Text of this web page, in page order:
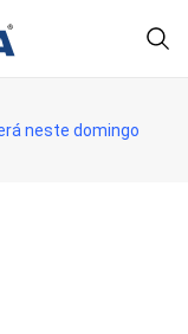
neste domingo